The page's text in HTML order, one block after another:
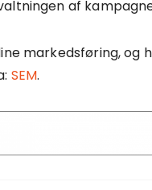
af
markedsføring, og
SEM.